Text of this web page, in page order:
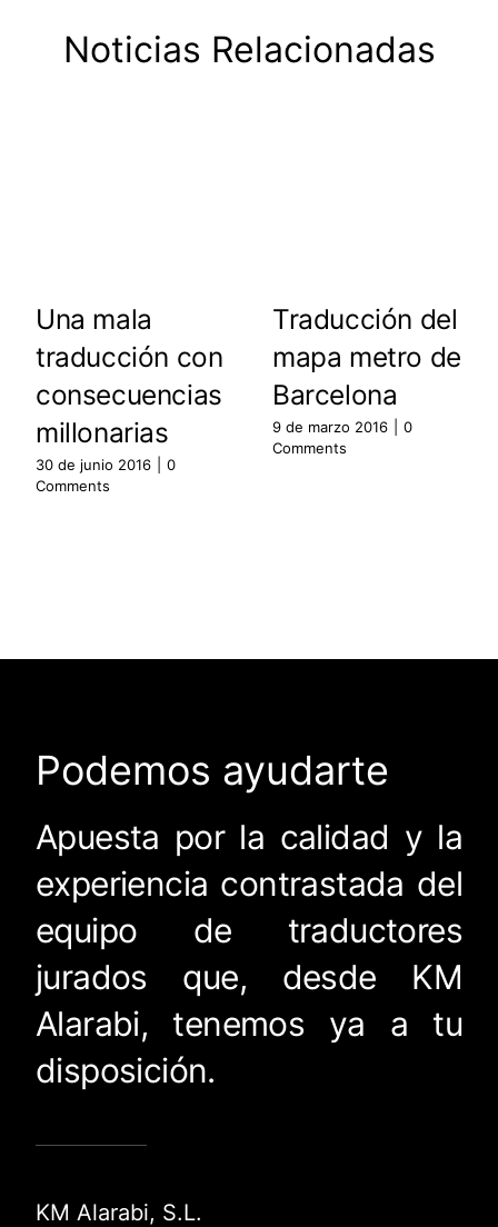
Noticias Relacionadas
Una mala
traducción con
consecuencias
millonarias
30 de junio 2016
0
Comments
Traducción del
mapa metro de
Barcelona
9 de marzo 2016
0
Comments
Podemos ayudarte
Apuesta por la calidad y la
experiencia contrastada del
equipo de traductores
jurados que, desde KM
Alarabi, tenemos ya a tu
disposición.
KM Alarabi, S.L.